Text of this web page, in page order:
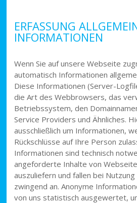
ERFASSUNG
INFORMATIONEN
Wenn Sie auf unsere Webseite
automatisch Informationen
Diese Informationen (Server-
die Art des Webbrowsers, das
Betriebssystem, den
Service Providers und Ähnliches.
ausschließlich um Informationen,
Rückschlüsse auf Ihre Person
Informationen sind technisch
angeforderte Inhalte von
auszuliefern und fallen bei
zwingend an. Anonyme
von uns statistisch ausgewertet,